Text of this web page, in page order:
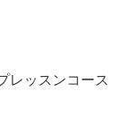
レッスンコース